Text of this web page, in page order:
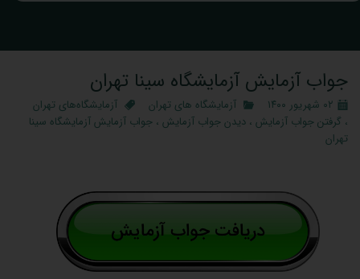
جواب آزمایش آزمایشگاه سینا تهران
۰۲ شهریور ۱۴۰۰ آزمایشگاه‌ های تهران
آزمایشگاه‌های تهران
، گرفتن جواب آزمایش ، دیدن جواب آزمایش ، جواب آزمایش آزمایشگاه سینا
تهران